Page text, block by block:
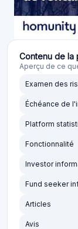
Contenu de la
Aperçu de ce
Examen des
Échéance de
Platform
Fonctionnalité
Investor
Fund seeker
Articles
Avis